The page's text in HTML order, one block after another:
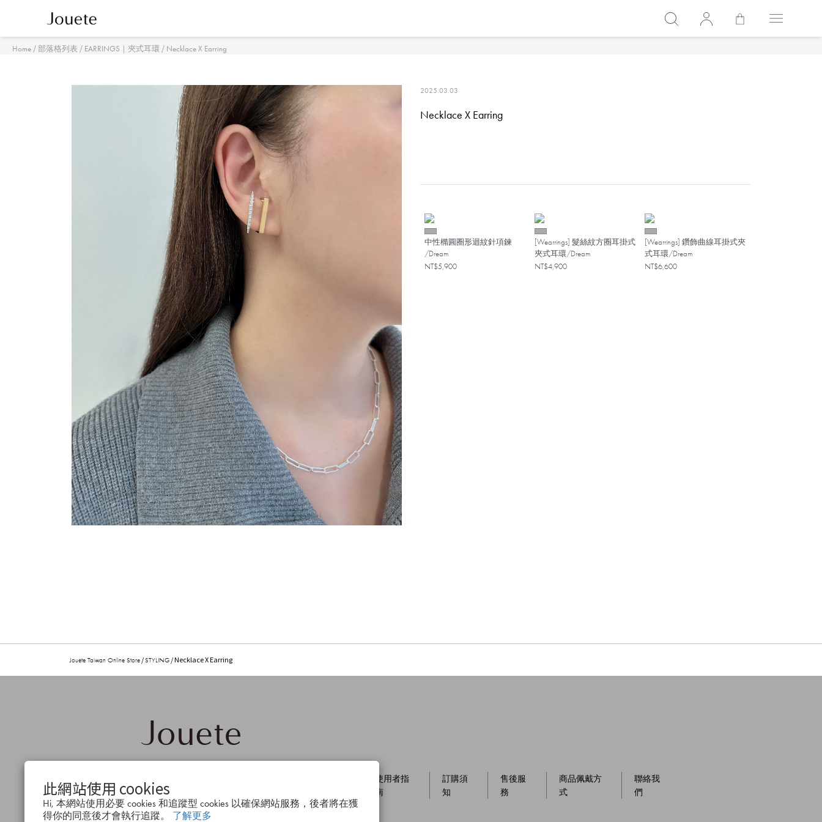
此網站使用 cookies
Hi, 本網站使用必要 cookies 和追蹤型 cookies 以確保網站服務，後者將在獲
得你的同意後才會執行追蹤。 了解更多
Home / 部落格列表 / EARRINGS｜夾式耳環 / Necklace X Earring
2025.03.03
Necklace X Earring
中性橢圓圈形迴紋針項鍊
/Dream
NT$5,900
[Wearrings] 髮絲紋方圈耳掛式
夾式耳環/Dream
NT$4,900
[Wearrings] 鑽飾曲線耳掛式夾
式耳環/Dream
NT$6,600
Jouete Taiwan Online Store/STYLING/ Necklace X Earring
念
使用者指
南
訂購須
知
售後服
務
商品佩戴方
式
聯絡我
們